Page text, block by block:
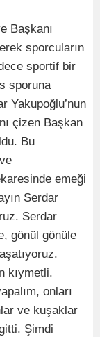
Başkanı
sporcuların
sportif bir
sporuna
Yakupoğlu’nun
çizen Başkan
Bu
emeği
Serdar
Serdar
gönül gönüle
kıymetli.
onları
ve kuşaklar
Şimdi